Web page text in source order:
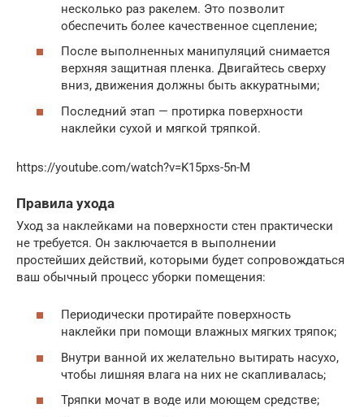
несколько раз ракелем. Это позволит
обеспечить более качественное сцепление;
После выполненных манипуляций снимается
верхняя защитная пленка. Двигайтесь сверху
вниз, движения должны быть аккуратными;
Последний этап — протирка поверхности
наклейки сухой и мягкой тряпкой.
https://youtube.com/watch?v=K15pxs-5n-M
Правила ухода
Уход за наклейками на поверхности стен практически
не требуется. Он заключается в выполнении
простейших действий, которыми будет сопровождаться
ваш обычный процесс уборки помещения:
Периодически протирайте поверхность
наклейки при помощи влажных мягких тряпок;
Внутри ванной их желательно вытирать насухо,
чтобы лишняя влага на них не скапливалась;
Тряпки мочат в воде или моющем средстве;